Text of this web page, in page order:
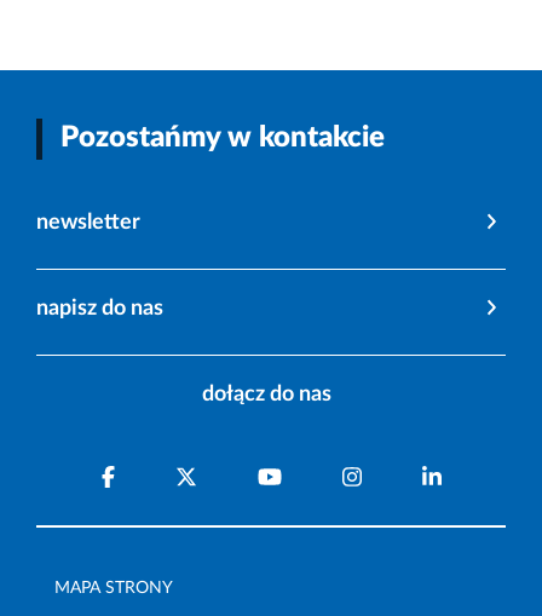
Pozostańmy w kontakcie
newsletter
napisz do nas
dołącz do nas
MAPA STRONY